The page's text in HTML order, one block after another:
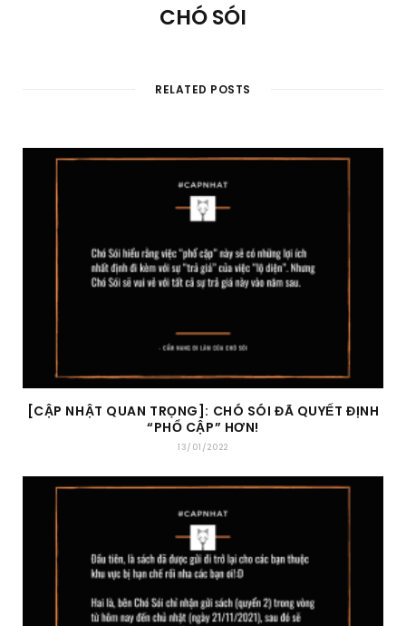
CHÓ SÓI
RELATED POSTS
[CẬP NHẬT QUAN TRỌNG]: CHÓ SÓI ĐÃ QUYẾT ĐỊNH
“PHỔ CẬP” HƠN!
13/01/2022